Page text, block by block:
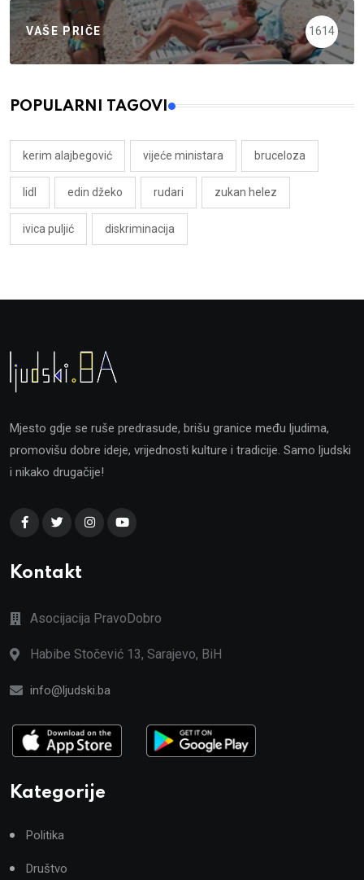
VAŠE PRIČE 1614
POPULARNI TAGOVI
kerim alajbegović vijeće ministara bruceloza
lidl edin džeko rudari zukan helez
ivica puljić diskriminacija
Mjesto gdje se ruše predrasude, brišu granice među ljudima,
promovišu dobre ideje, vrijednosti kulture i tradicije. Samo ljudski
i nikako drugačije!
Kontakt
Asocijacija PravoDobro
Habibe Stočević 13, Sarajevo, BiH
info@ljudski.ba
Kategorije
Politika
Društvo